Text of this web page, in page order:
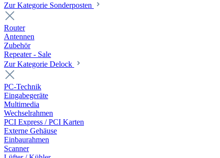
Zur Kategorie Sonderposten
Router
Antennen
Zubehör
Repeater - Sale
Zur Kategorie Delock
PC-Technik
Eingabegeräte
Multimedia
Wechselrahmen
PCI Express / PCI Karten
Externe Gehäuse
Einbaurahmen
Scanner